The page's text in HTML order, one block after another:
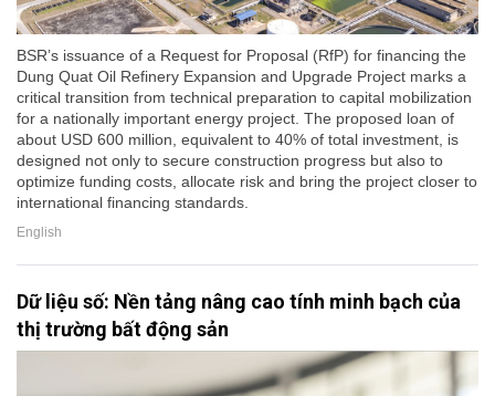
BSR’s issuance of a Request for Proposal (RfP) for financing the
Dung Quat Oil Refinery Expansion and Upgrade Project marks a
critical transition from technical preparation to capital mobilization
for a nationally important energy project. The proposed loan of
about USD 600 million, equivalent to 40% of total investment, is
designed not only to secure construction progress but also to
optimize funding costs, allocate risk and bring the project closer to
international financing standards.
English
Dữ liệu số: Nền tảng nâng cao tính minh bạch của
thị trường bất động sản